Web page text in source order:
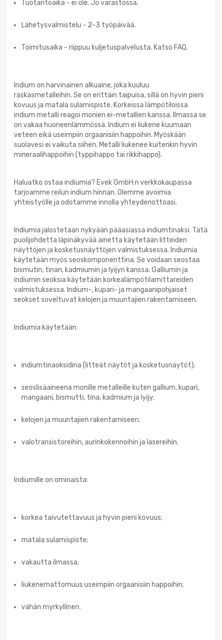
Tuotantoaika - ei ole. Jo varastossa.
Lähetysvalmistelu - 2-3 työpäivää.
Toimitusaika - riippuu kuljetuspalvelusta. Katso FAQ.
Indium on harvinainen alkuaine, joka kuuluu
raskasmetalleihin. Se on erittäin taipuisa, sillä on hyvin pieni
kovuus ja matala sulamispiste. Korkeissa lämpötiloissa
indium metalli reagoi monien ei-metallien kanssa. Ilmassa se
on vakaa huoneenlämmössä. Indium ei liukene kuumaan
veteen eikä useimpiin orgaanisiin happoihin. Myöskään
suolavesi ei vaikuta siihen. Metalli liukenee kuitenkin hyvin
mineraalihappoihin (typpihappo tai rikkihappo).
Haluatko ostaa indiumia? Evek GmbH:n verkkokaupassa
tarjoamme reilun indium hinnan. Olemme avoimia
yhteistyölle ja odotamme innolla yhteydenottoasi.
Indiumia jalostetaan nykyään pääasiassa indiumtinaksi. Tätä
puolijohdetta läpinäkyvää ainetta käytetään litteiden
näyttöjen ja kosketusnäyttöjen valmistuksessa. Indiumia
käytetään myös seoskomponenttina. Se voidaan seostaa
bismutin, tinan, kadmiumin ja lyijyn kanssa. Galliumin ja
indiumin seoksia käytetään korkealämpötilamittareiden
valmistuksessa. Indium-, kupari- ja mangaanipohjaiset
seokset soveltuvat kelojen ja muuntajien rakentamiseen.
Indiumia käytetään:
indiumtinaoksidina (litteät näytöt ja kosketusnäytöt);
seoslisäaineena monille metalleille kuten gallium, kupari,
mangaani, bismutti, tina, kadmium ja lyijy;
kelojen ja muuntajien rakentamiseen;
valotransistoreihin, aurinkokennoihin ja lasereihin.
Indiumille on ominaista:
korkea taivutettavuus ja hyvin pieni kovuus;
matala sulamispiste;
vakautta ilmassa;
liukenemattomuus useimpiin orgaanisiin happoihin;
vähän myrkyllinen.